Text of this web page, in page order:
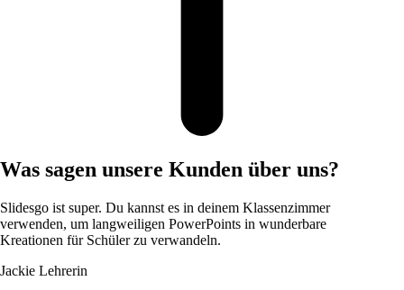
Was sagen unsere Kunden über uns?
Slidesgo ist super. Du kannst es in deinem Klassenzimmer
verwenden, um langweiligen PowerPoints in wunderbare
Kreationen für Schüler zu verwandeln.
Jackie Lehrerin